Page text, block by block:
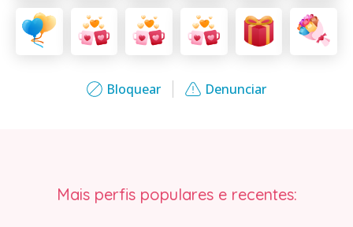
Bloquear Denunciar
Mais perfis populares e recentes: